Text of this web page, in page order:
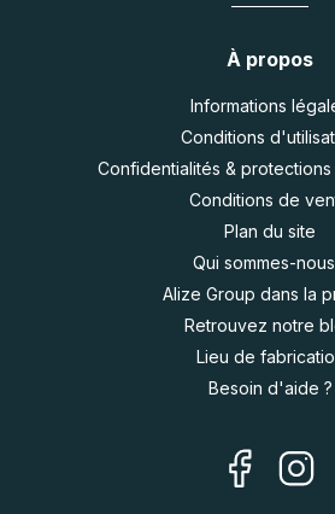
À propos
Informations
Conditions
Confidentialités &
Conditions de
Plan du site
Qui sommes-
Alize Group dans la
Retrouvez notre
Lieu de
Besoin d'aide ?